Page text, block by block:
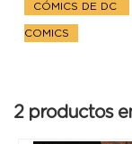
CÓMICS DE DC
COMICS
2 productos